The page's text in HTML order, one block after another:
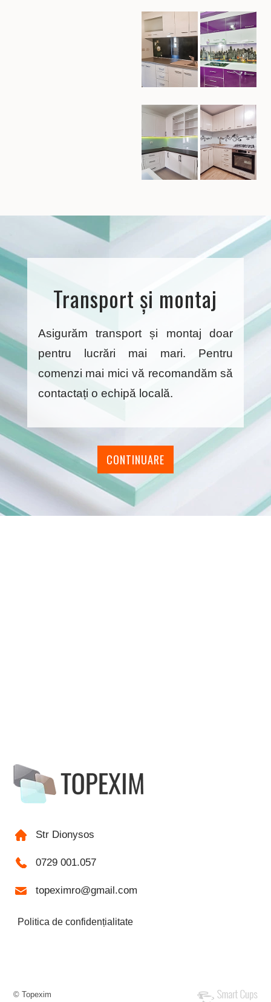
Transport și montaj
Asigurăm transport și montaj doar
pentru lucrări mai mari. Pentru
comenzi mai mici vă recomandăm să
contactați o echipă locală.
CONTINUARE
Str Dionysos
0729 001.057
topeximro@gmail.com
Politica de confidențialitate
© Topexim